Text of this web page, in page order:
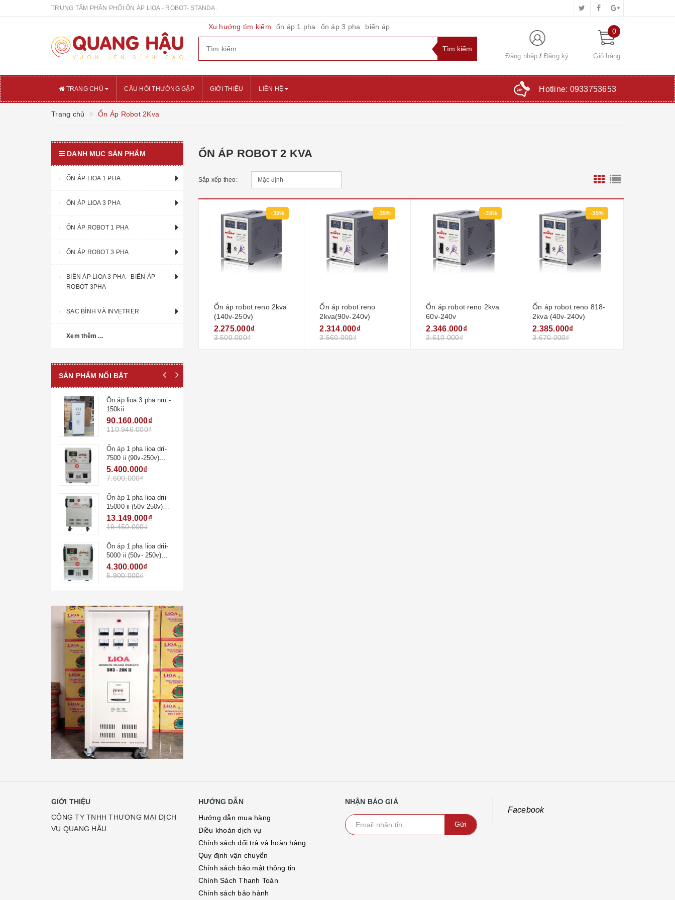
TRUNG TÂM PHÂN PHỐI ỔN ÁP LIOA - ROBOT- STANDA.
Xu hướng tìm kiếm ổn áp 1 pha ổn áp 3 pha biến áp
Đăng nhập Đăng ký
0
Giỏ hàng
TRANG CHỦ CÂU HỎI THƯỜNG GẶP GIỚI THIỆU LIÊN HỆ Hotline: 0933753653
Trang chủ Ổn Áp Robot 2Kva
ỔN ÁP ROBOT 2 KVA
Sắp xếp theo:
-35%
Ổn áp robot reno 2kva
(140v-250v)
2.275.000₫
3.500.000₫
-35%
Ổn áp robot reno
2kva(90v-240v)
2.314.000₫
3.560.000₫
-35%
Ổn áp robot reno 2kva
60v-240v
2.346.000₫
3.610.000₫
-35%
Ổn áp robot reno 818-
2kva (40v-240v)
2.385.000₫
3.670.000₫
DANH MỤC SẢN PHẨM
ỔN ÁP LIOA 1 PHA
ỔN ÁP LIOA 3 PHA
ỔN ÁP ROBOT 1 PHA
ỔN ÁP ROBOT 3 PHA
BIẾN ÁP LIOA 3 PHA - BIẾN ÁP
ROBOT 3PHA
SẠC BÌNH VÀ INVETRER
Xem thêm ...
SẢN PHẨM NỔI BẬT
Ổn áp lioa 3 pha nm -
150kii
90.160.000₫
110.946.000₫
Ổn áp 1 pha lioa dri-
7500 ii (90v-250v)
new2020
5.400.000₫
7.600.000₫
Ổn áp 1 pha lioa drii-
15000 ii (50v-250v)
new2020
13.149.000₫
19.450.000₫
Ổn áp 1 pha lioa drii-
5000 ii (50v- 250v)
new2020
4.300.000₫
5.900.000₫
GIỚI THIỆU
CÔNG TY TNHH THƯƠNG MẠI DỊCH
VỤ QUANG HẬU
HƯỚNG DẪN
Hướng dẫn mua hàng
Điều khoản dịch vụ
Chính sách đổi trả và hoàn hàng
Quy định vận chuyển
Chính sách bảo mật thông tin
Chính Sách Thanh Toán
Chính sách bảo hành
NHẬN BÁO GIÁ
Gửi
Facebook